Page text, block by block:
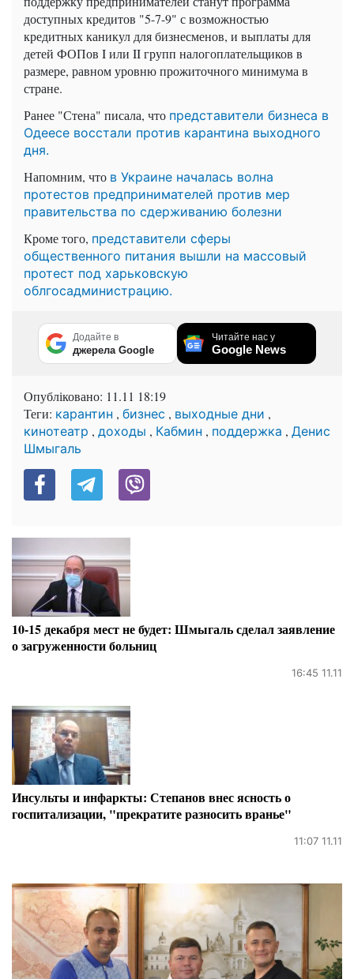
доступных кредитов "5-7-9" с возможностью
кредитных каникул для бизнесменов, и выплаты для
детей ФОПов I или II групп налогоплательщиков в
размере, равном уровню прожиточного минимума в
стране.
Ранее "Стена" писала, что представители бизнеса в
Одеесе восстали против карантина выходного
дня.
Напомним, что в Украине началась волна
протестов предпринимателей против мер
правительства по сдерживанию болезни
Кроме того, представители сферы
общественного питания вышли на массовый
протест под харьковскую
облгосадминистрацию.
Додайте в
джерела Google
Читайте нас у
Google News
Опубліковано: 11.11 18:19
Теги: карантин , бизнес , выходные дни ,
кинотеатр , доходы , Кабмин , поддержка , Денис
Шмыгаль
10-15 декабря мест не будет: Шмыгаль сделал заявление
о загруженности больниц
16:45 11.11
Инсульты и инфаркты: Степанов внес ясность о
госпитализации, "прекратите разносить вранье"
11:07 11.11